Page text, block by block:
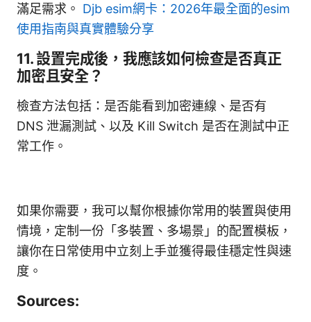
滿足需求。 Djb esim網卡：2026年最全面的esim
使用指南與真實體驗分享
11. 設置完成後，我應該如何檢查是否真正
加密且安全？
檢查方法包括：是否能看到加密連線、是否有
DNS 泄漏測試、以及 Kill Switch 是否在測試中正
常工作。
如果你需要，我可以幫你根據你常用的裝置與使用
情境，定制一份「多裝置、多場景」的配置模板，
讓你在日常使用中立刻上手並獲得最佳穩定性與速
度。
Sources: